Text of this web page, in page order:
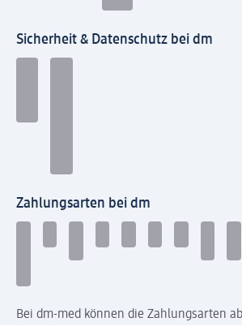
Sicherheit & Datenschutz bei dm
Zahlungsarten bei dm
Bei dm-med können die Zahlungsarten